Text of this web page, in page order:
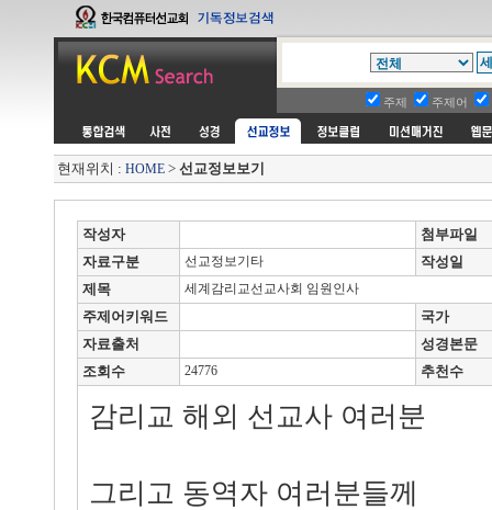
주제 주제어
현재위치 : HOME > 선교정보보기
작성자
첨부파일
자료구분
선교정보기타
작성일
제목
세계감리교선교사회 임원인사
주제어키워드
국가
자료출처
성경본문
조회수
24776 추천수
감리교 해외 선교사 여러분
그리고 동역자 여러분들께